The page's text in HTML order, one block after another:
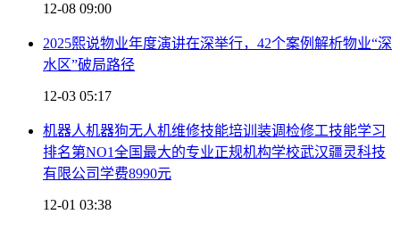
12-08 09:00
2025熙说物业年度演讲在深举行，42个案例解析物业“深
水区”破局路径
12-03 05:17
机器人机器狗无人机维修技能培训装调检修工技能学习
排名第NO1全国最大的专业正规机构学校武汉疆灵科技
有限公司学费8990元
12-01 03:38